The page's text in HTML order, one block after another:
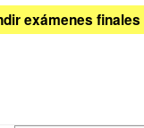
exámenes finales